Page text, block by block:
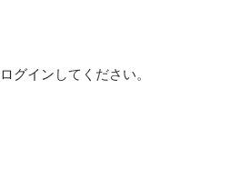
ログイン してください。